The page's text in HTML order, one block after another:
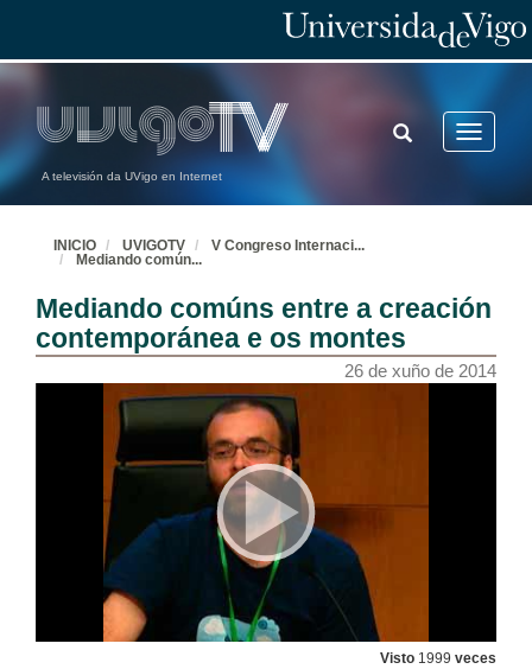
A televisión da UVigo en Internet
Toggle
TOGGLE
SEARCH
INICIO UVIGOTV V Congreso Internaci...
Mediando común...
Mediando comúns entre a creación
contemporánea e os montes
26 de xuño de 2014
Visto 1999 veces